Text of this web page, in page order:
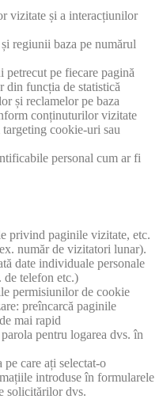
vizitate și a interacțiunilor
regiunii baza pe numărul
pe fiecare pagină
din funcția de statistică
și reclamelor pe baza
conținuturilor vizitate
cookie-uri sau
personal cum ar fi
privind paginile vizitate, etc.
număr de vizitatori lunar).
date individuale personale
de telefon etc.)
permisiunilor de cookie
preîncarcă paginile
mai rapid
pentru logarea dvs. în
care ați selectat-o
introduse în formularele
solicitărilor dvs.